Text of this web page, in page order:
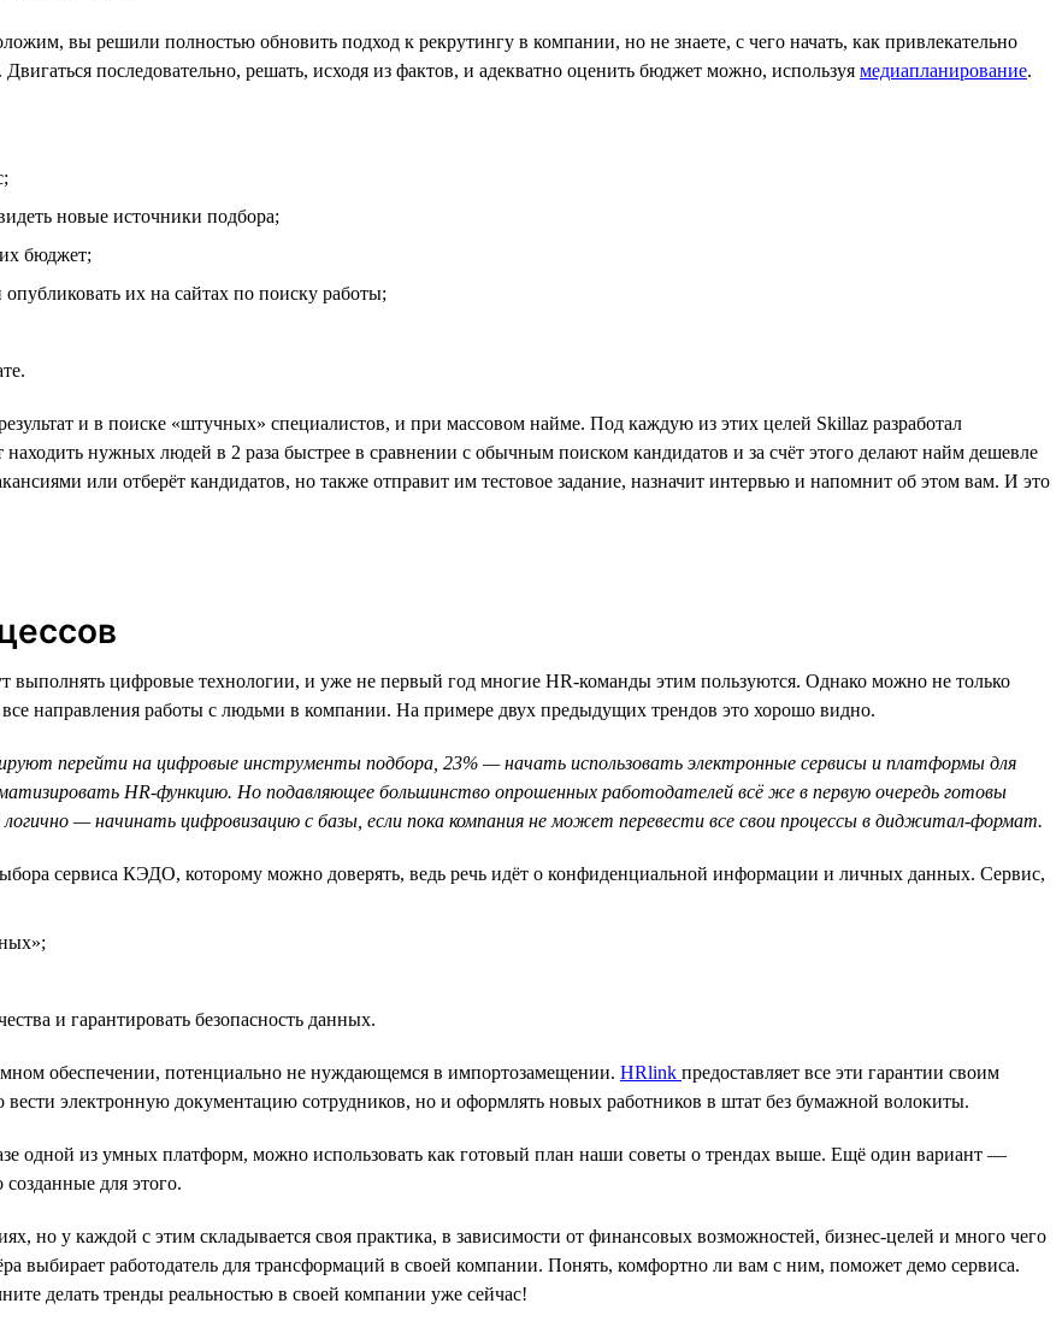
вы решили полностью обновить подход к рекрутингу в компании, но не знаете, с чего начать, как привлекательно
Двигаться последовательно, решать, исходя из фактов, и адекватно оценить бюджет можно, используя медиапланирование.
новые источники подбора;
бюджет;
их на сайтах по поиску работы;
и в поиске «штучных» специалистов, и при массовом найме. Под каждую из этих целей Skillaz разработал
нужных людей в 2 раза быстрее в сравнении с обычным поиском кандидатов и за счёт этого делают найм дешевле
или отберёт кандидатов, но также отправит им тестовое задание, назначит интервью и напомнит об этом вам. И это
выполнять цифровые технологии, и уже не первый год многие HR-команды этим пользуются. Однако можно не только
направления работы с людьми в компании. На примере двух предыдущих трендов это хорошо видно.
перейти на цифровые инструменты подбора, 23% — начать использовать электронные сервисы и платформы для
HR-функцию. Но подавляющее большинство опрошенных работодателей всё же в первую очередь готовы
— начинать цифровизацию с базы, если пока компания не может перевести все свои процессы в диджитал-формат.
сервиса КЭДО, которому можно доверять, ведь речь идёт о конфиденциальной информации и личных данных. Сервис,
и гарантировать безопасность данных.
обеспечении, потенциально не нуждающемся в импортозамещении. HRlink предоставляет все эти гарантии своим
электронную документацию сотрудников, но и оформлять новых работников в штат без бумажной волокиты.
одной из умных платформ, можно использовать как готовый план наши советы о трендах выше. Ещё один вариант —
для этого.
но у каждой с этим складывается своя практика, в зависимости от финансовых возможностей, бизнес-целей и много чего
выбирает работодатель для трансформаций в своей компании. Понять, комфортно ли вам с ним, поможет демо сервиса.
делать тренды реальностью в своей компании уже сейчас!